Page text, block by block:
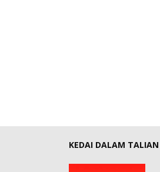
KEDAI DALAM TALIAN